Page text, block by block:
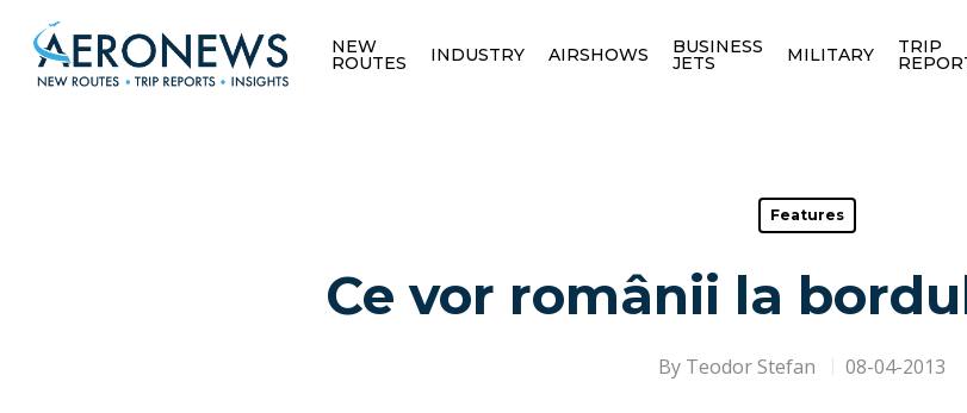
NEW
ROUTES INDUSTRY AIRSHOWS BUSINESS
JETS MILITARY TRIP
Features
Ce vor românii la
By Teodor Stefan 08-04-2013